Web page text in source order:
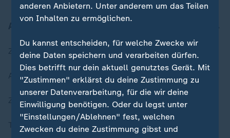
Zuletzt veröffentlicht
Aktuelle Sendungs-Videos
ZDFheute Stories
Themen im Überblick
anderen Anbietern. Unter anderem um das Teilen
von Inhalten zu ermöglichen.
Du kannst entscheiden, für welche Zwecke wir
deine Daten speichern und verarbeiten dürfen.
Dies betrifft nur dein aktuell genutztes Gerät. Mit
"Zustimmen" erklärst du deine Zustimmung zu
unserer Datenverarbeitung, für die wir deine
Einwilligung benötigen. Oder du legst unter
"Einstellungen/Ablehnen" fest, welchen
Zwecken du deine Zustimmung gibst und